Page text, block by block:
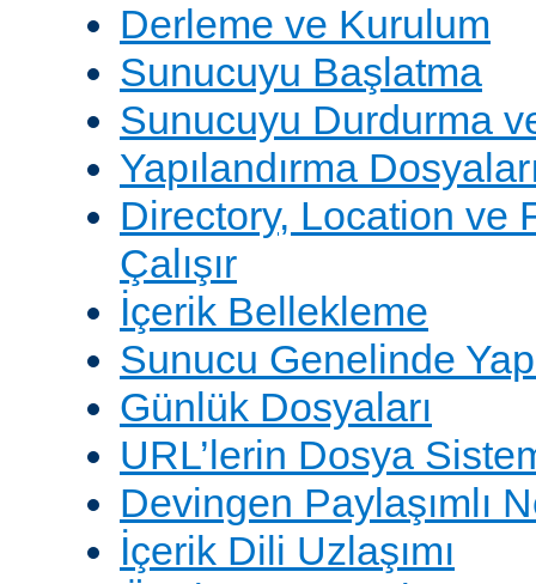
Derleme ve Kurulum
Sunucuyu Başlatma
Sunucuyu Durdurma
Yapılandırma
Directory, Location ve
Çalışır
İçerik Bellekleme
Sunucu Genelinde
Günlük Dosyaları
URL’lerin Dosya
Devingen Paylaşımlı
İçerik Dili Uzlaşımı